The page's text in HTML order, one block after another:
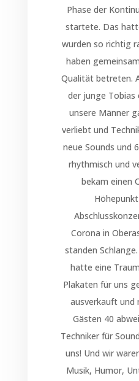
Phase der
startete. Das
wurden so richtig
haben
Qualität betreten.
der junge Tobias
unsere Männer
verliebt und
neue Sounds und
rhythmisch und
bekam einen
Corona in
standen
hatte eine
Plakaten für uns
ausverkauft und
Gästen 40
Techniker für
uns! Und wir
Musik, Humor,